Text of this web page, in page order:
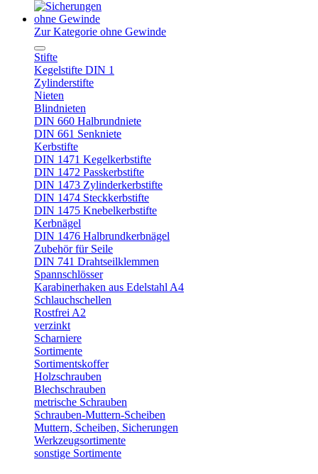
ohne Gewinde
Zur Kategorie ohne Gewinde
Stifte
Kegelstifte DIN 1
Zylinderstifte
Nieten
Blindnieten
DIN 660 Halbrundniete
DIN 661 Senkniete
Kerbstifte
DIN 1471 Kegelkerbstifte
DIN 1472 Passkerbstifte
DIN 1473 Zylinderkerbstifte
DIN 1474 Steckkerbstifte
DIN 1475 Knebelkerbstifte
Kerbnägel
DIN 1476 Halbrundkerbnägel
Zubehör für Seile
DIN 741 Drahtseilklemmen
Spannschlösser
Karabinerhaken aus Edelstahl A4
Schlauchschellen
Rostfrei A2
verzinkt
Scharniere
Sortimente
Sortimentskoffer
Holzschrauben
Blechschrauben
metrische Schrauben
Schrauben-Muttern-Scheiben
Muttern, Scheiben, Sicherungen
Werkzeugsortimente
sonstige Sortimente